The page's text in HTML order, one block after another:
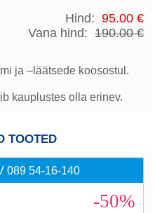
Hind:95.00 €
Vana hind:190.00 €
ja –läätsede koosostul.
kauplustes olla erinev.
TOOTED
089 54-16-140
-50%